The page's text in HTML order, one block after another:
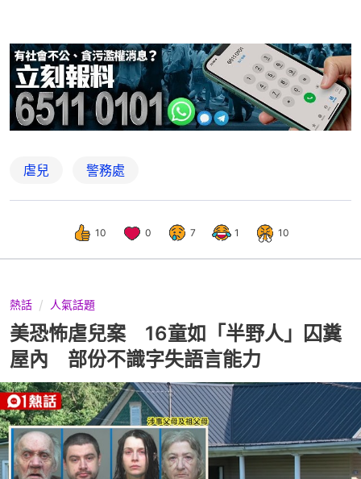
虐兒 警務處
10 0 7 1 10
熱話 人氣話題
美恐怖虐兒案 16童如「半野人」囚糞
屋內 部份不識字失語言能力